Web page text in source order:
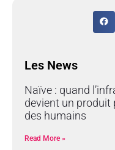
Les News
Naïve : quand
devient un produit
des humains
Read More »